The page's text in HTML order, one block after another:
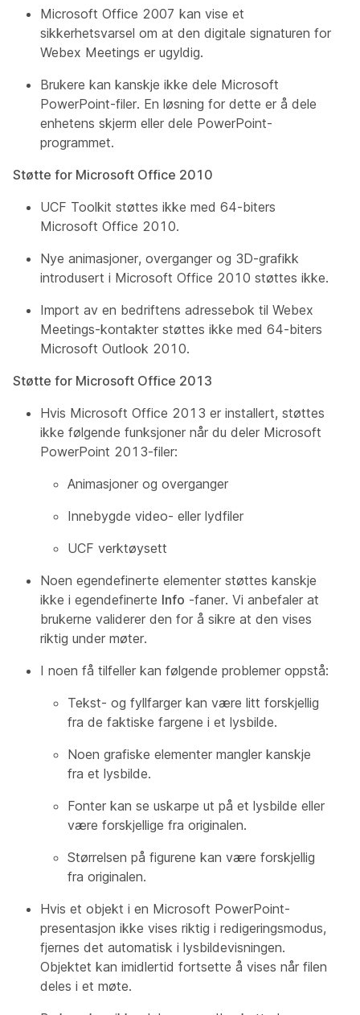
Microsoft Office 2007 kan vise et
sikkerhetsvarsel om at den digitale signaturen for
Webex Meetings er ugyldig.
Brukere kan kanskje ikke dele Microsoft
PowerPoint-filer. En løsning for dette er å dele
enhetens skjerm eller dele PowerPoint-
programmet.
Støtte for Microsoft Office 2010
UCF Toolkit støttes ikke med 64-biters
Microsoft Office 2010.
Nye animasjoner, overganger og 3D-grafikk
introdusert i Microsoft Office 2010 støttes ikke.
Import av en bedriftens adressebok til Webex
Meetings-kontakter støttes ikke med 64-biters
Microsoft Outlook 2010.
Støtte for Microsoft Office 2013
Hvis Microsoft Office 2013 er installert, støttes
ikke følgende funksjoner når du deler Microsoft
PowerPoint 2013-filer:
Animasjoner og overganger
Innebygde video- eller lydfiler
UCF verktøysett
Noen egendefinerte elementer støttes kanskje
ikke i egendefinerte Info -faner. Vi anbefaler at
brukerne validerer den for å sikre at den vises
riktig under møter.
I noen få tilfeller kan følgende problemer oppstå:
Tekst- og fyllfarger kan være litt forskjellig
fra de faktiske fargene i et lysbilde.
Noen grafiske elementer mangler kanskje
fra et lysbilde.
Fonter kan se uskarpe ut på et lysbilde eller
være forskjellige fra originalen.
Størrelsen på figurene kan være forskjellig
fra originalen.
Hvis et objekt i en Microsoft PowerPoint-
presentasjon ikke vises riktig i redigeringsmodus,
fjernes det automatisk i lysbildevisningen.
Objektet kan imidlertid fortsette å vises når filen
deles i et møte.